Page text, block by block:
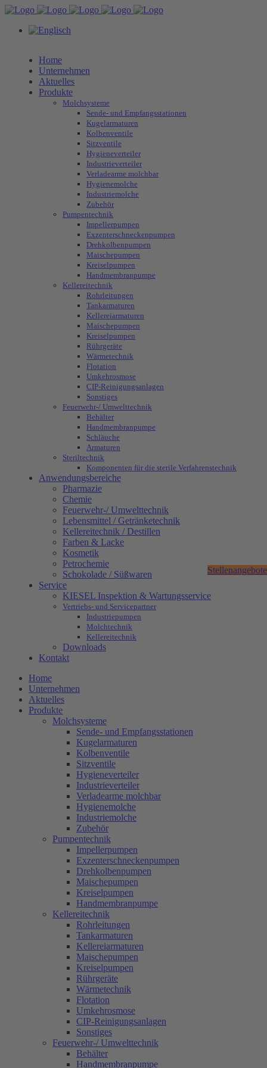
Home
Unternehmen
Aktuelles
Produkte
Molchsysteme
Sende- und Empfangsstationen
Kugelarmaturen
Kolbenventile
Sitzventile
Hygieneverteiler
Industrieverteiler
Verladearme molchbar
Hygienemolche
Industriemolche
Zubehör
Pumpentechnik
Impellerpumpen
Exzenterschneckenpumpen
Drehkolbenpumpen
Maischepumpen
Kreiselpumpen
Handmembranpumpe
Kellereitechnik
Rohrleitungen
Tankarmaturen
Kellereiarmaturen
Maischepumpen
Kreiselpumpen
Rührgeräte
Wärmetechnik
Flotation
Umkehrosmose
CIP-Reinigungsanlagen
Sonstiges
Feuerwehr-/ Umwelttechnik
Behälter
Handmembranpumpe
Schläuche
Armaturen
Steriltechnik
Komponenten für die sterile Verfahrenstechnik
Anwendungsbereiche
Pharmazie
Chemie
Feuerwehr-/ Umwelttechnik
Lebensmittel / Getränketechnik
Kellereitechnik / Destillen
Farben & Lacke
Kosmetik
Petrochemie
Schokolade / Süßwaren
Service
KIESEL Inspektion & Wartungsservice
Vertriebs- und Servicepartner
Industriepumpen
Molchtechnik
Kellereitechnik
Downloads
Kontakt
Home
Unternehmen
Aktuelles
Produkte
Molchsysteme
Sende- und Empfangsstationen
Kugelarmaturen
Kolbenventile
Sitzventile
Hygieneverteiler
Industrieverteiler
Verladearme molchbar
Hygienemolche
Industriemolche
Zubehör
Pumpentechnik
Impellerpumpen
Exzenterschneckenpumpen
Drehkolbenpumpen
Maischepumpen
Kreiselpumpen
Handmembranpumpe
Kellereitechnik
Rohrleitungen
Tankarmaturen
Kellereiarmaturen
Maischepumpen
Kreiselpumpen
Rührgeräte
Wärmetechnik
Flotation
Umkehrosmose
CIP-Reinigungsanlagen
Sonstiges
Feuerwehr-/ Umwelttechnik
Behälter
Handmembranpumpe
Stellenangebote